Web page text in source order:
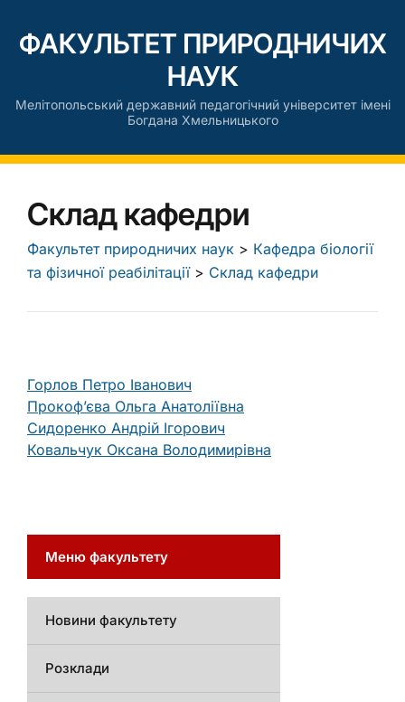
ФАКУЛЬТЕТ ПРИРОДНИЧИХ
НАУК
Мелітопольський державний педагогічний університет імені
Богдана Хмельницького
Склад кафедри
Факультет природничих наук > Кафедра біології
та фізичної реабілітації> Склад кафедри
Горлов Петро Іванович
Прокоф’єва Ольга Анатоліївна
Сидоренко Андрій Ігорович
Ковальчук Оксана Володимирівна
Меню факультету
Новини факультету
Розклади